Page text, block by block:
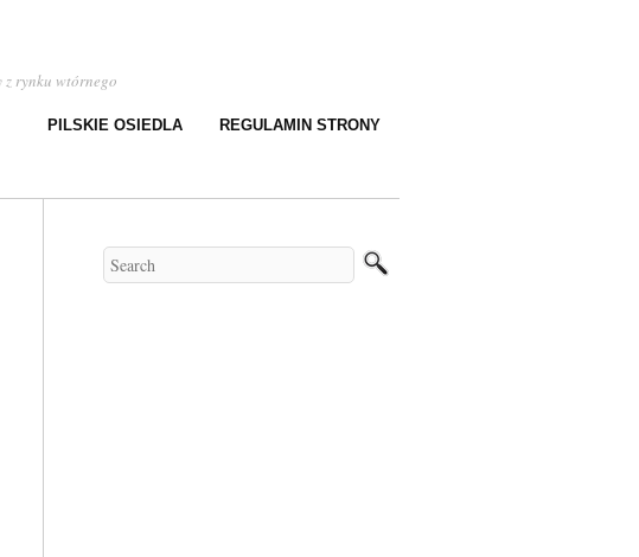
z rynku wtórnego
PILSKIE OSIEDLA REGULAMIN STRONY